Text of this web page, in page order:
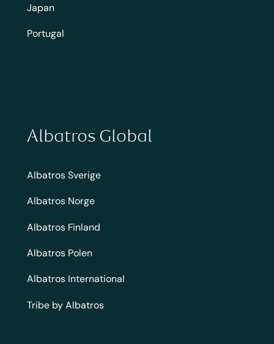
Japan
Portugal
Albatros Global
Albatros Sverige
Albatros Norge
Albatros Finland
Albatros Polen
Albatros International
Tribe by Albatros